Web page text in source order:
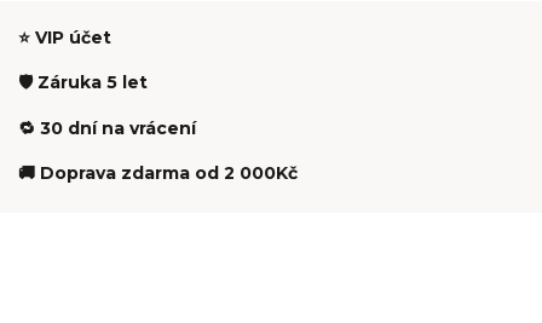
⭐ VIP účet
🛡️ Záruka 5 let
🔁 30 dní na vrácení
🚚 Doprava zdarma od 2 000Kč